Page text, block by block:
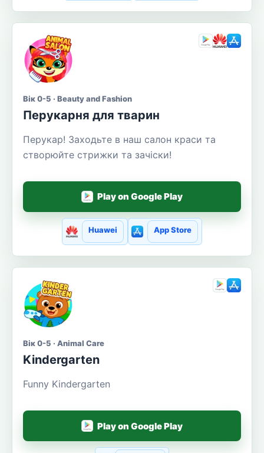
Вік 0-5 · Beauty and Fashion
Перукарня для тварин
Перукар! Заходьте в наш салон краси та
створюйте стрижки та зачіски!
Play on Google Play
Huawei App Store
Вік 0-5 · Animal Care
Kindergarten
Funny Kindergarten
Play on Google Play